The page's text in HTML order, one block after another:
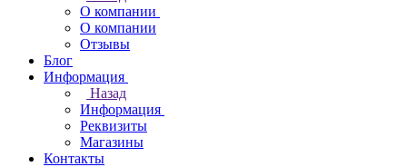
О компании
О компании
Отзывы
Блог
Информация
Назад
Информация
Реквизиты
Магазины
Контакты